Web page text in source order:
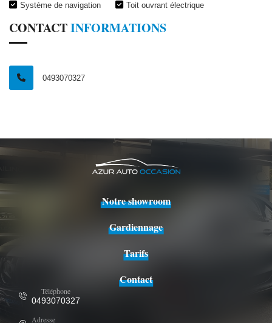
Système de navigation Toit ouvrant électrique
CONTACTINFORMATIONS
0493070327
Notre showroom
Gardiennage
Tarifs
Contact
Téléphone
0493070327
Adresse